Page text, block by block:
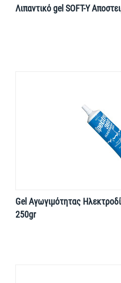
Λιπαντικό gel SOFT-Y
Gel Αγωγιμότητας
250gr